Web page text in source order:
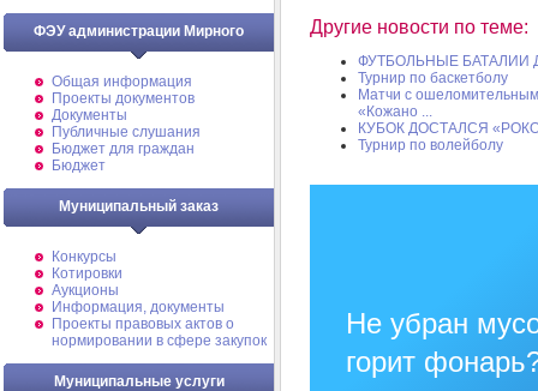
ФЭУ администрации Мирного
Общая информация
Проекты документов
Документы
Публичные слушания
Бюджет для граждан
Бюджет
Муниципальный заказ
Конкурсы
Котировки
Аукционы
Информация, документы
Проекты правовых актов о
нормировании в сфере закупок
Муниципальные услуги
Другие новости по теме:
ФУТБОЛЬНЫЕ БАТАЛИИ
Турнир по баскетболу
Матчи с
«Кожано ...
КУБОК ДОСТАЛСЯ
Турнир по волейболу
Не убран
горит